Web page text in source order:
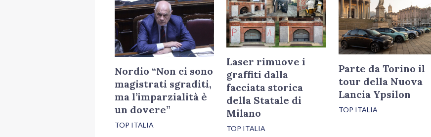
Nordio “Non ci sono
magistrati sgraditi,
ma l’imparzialità è
un dovere”
TOP ITALIA
Laser rimuove i
graffiti dalla
facciata storica
della Statale di
Milano
TOP ITALIA
Parte da Torino il
tour della Nuova
Lancia Ypsilon
TOP ITALIA